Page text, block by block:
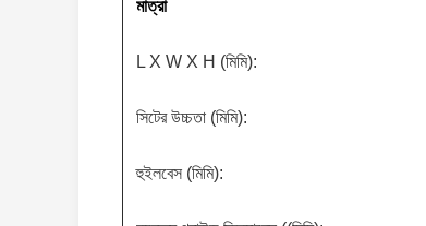
মাত্রা
L X W X H (মিমি):
সিটের উচ্চতা (মিমি):
হুইলবেস (মিমি):